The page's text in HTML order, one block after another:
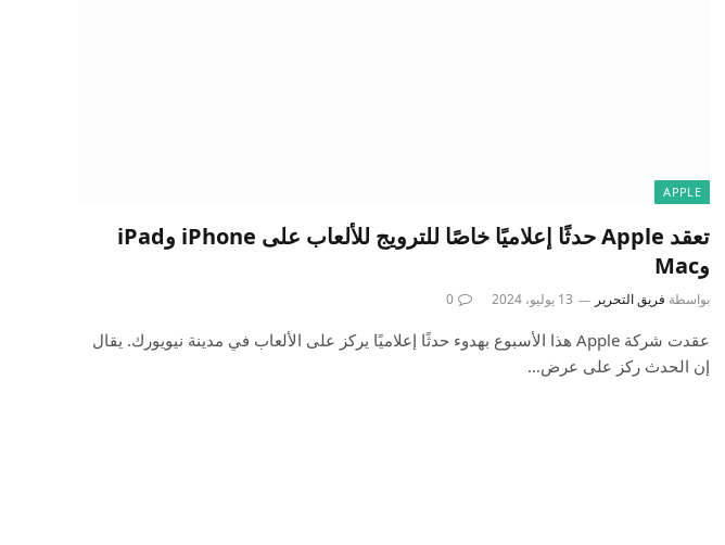
APPLE
تعقد Apple حدثًا إعلاميًا خاصًا للترويج للألعاب على iPhone وiPad
وMac
بواسطة فريق التحرير 13 يوليو، 2024 0
عقدت شركة Apple هذا الأسبوع بهدوء حدثًا إعلاميًا يركز على الألعاب في مدينة نيويورك. يقال
إن الحدث ركز على عرض…